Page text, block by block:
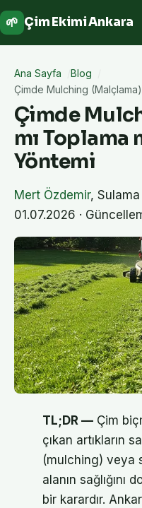
🌱 Çim Ekimi Ankara
Ana Sayfa
Blog
Çimde Mulching (Malçlama)
Çimde
mı Toplama
Yöntemi
Mert Özdemir, Sulama
01.07.2026 ·
TL;DR — Çim
çıkan artıkların
(mulching) veya
alanın sağlığını
bir karardır.